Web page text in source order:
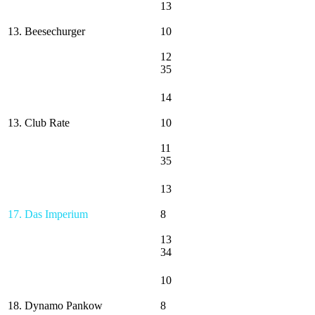
13. Beesechurger
13
10
12
35
13. Club Rate
14
10
11
35
17. Das Imperium
13
8
13
34
18. Dynamo Pankow
10
8